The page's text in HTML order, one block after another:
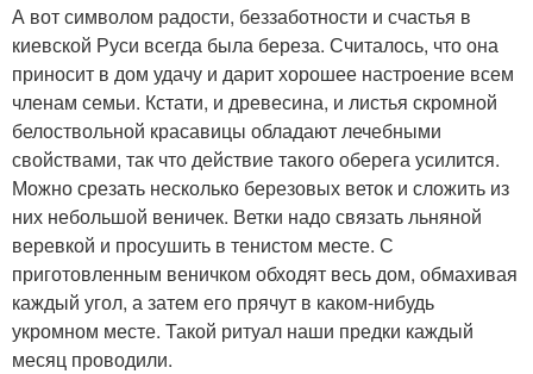
А вот символом радости, беззаботности и счастья в
киевской Руси всегда была береза. Считалось, что она
приносит в дом удачу и дарит хорошее настроение всем
членам семьи. Кстати, и древесина, и листья скромной
белоствольной красавицы обладают лечебными
свойствами, так что действие такого оберега усилится.
Можно срезать несколько березовых веток и сложить из
них небольшой веничек. Ветки надо связать льняной
веревкой и просушить в тенистом месте. С
приготовленным веничком обходят весь дом, обмахивая
каждый угол, а затем его прячут в каком-нибудь
укромном месте. Такой ритуал наши предки каждый
месяц проводили.